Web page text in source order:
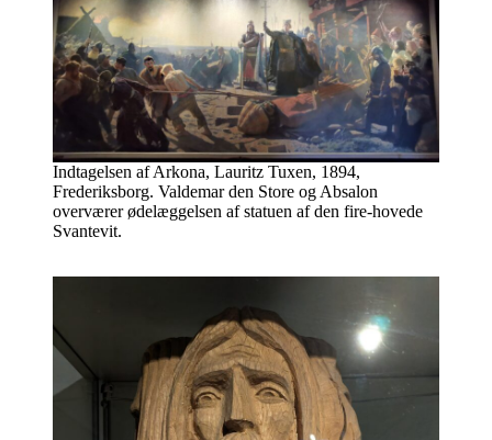
Indtagelsen af Arkona, Lauritz Tuxen, 1894,
Frederiksborg. Valdemar den Store og Absalon
overværer ødelæggelsen af statuen af den fire-hovede
Svantevit.